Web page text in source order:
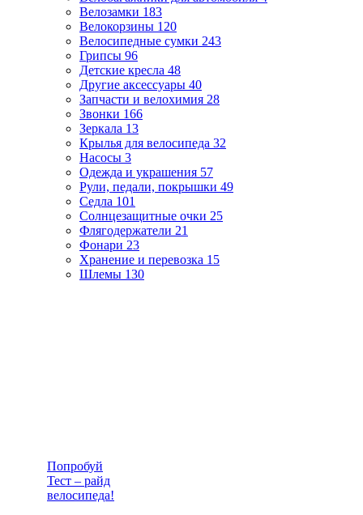
Велозамки 183
Велокорзины 120
Велосипедные сумки 243
Грипсы 96
Детские кресла 48
Другие аксессуары 40
Запчасти и велохимия 28
Звонки 166
Зеркала 13
Крылья для велосипеда 32
Насосы 3
Одежда и украшения 57
Рули, педали, покрышки 49
Седла 101
Солнцезащитные очки 25
Флягодержатели 21
Фонари 23
Хранение и перевозка 15
Шлемы 130
Попробуй
Тест – райд
велосипеда!